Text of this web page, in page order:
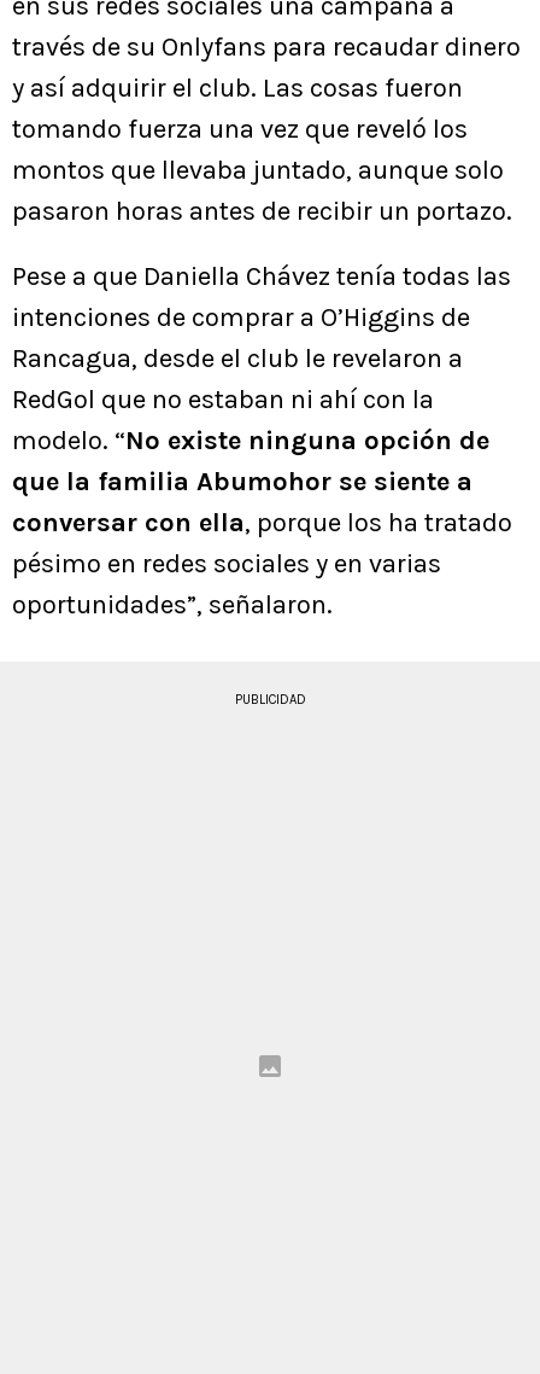
en sus redes sociales una campaña a
través de su Onlyfans para recaudar dinero
y así adquirir el club. Las cosas fueron
tomando fuerza una vez que reveló los
montos que llevaba juntado, aunque solo
pasaron horas antes de recibir un portazo.
Pese a que Daniella Chávez tenía todas las
intenciones de comprar a O’Higgins de
Rancagua, desde el club le revelaron a
RedGol que no estaban ni ahí con la
modelo. “No existe ninguna opción de
que la familia Abumohor se siente a
conversar con ella, porque los ha tratado
pésimo en redes sociales y en varias
oportunidades”, señalaron.
PUBLICIDAD